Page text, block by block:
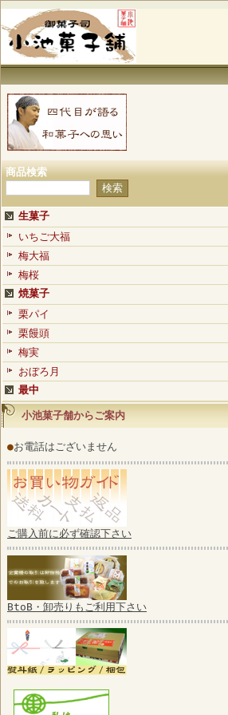
商品検索
生菓子
いちご大福
梅大福
梅桜
焼菓子
栗パイ
栗饅頭
梅実
おぼろ月
最中
小池菓子舗からご案内
●お電話はございません
ご購入前に必ず確認下さい
BtoB・卸売りもご利用下さい